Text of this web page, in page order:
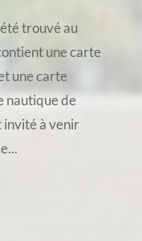
trouvé au
une carte
une carte
nautique de
invité à venir